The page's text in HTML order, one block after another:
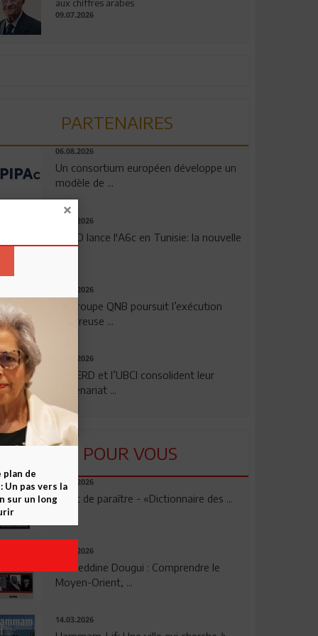
aux chiffres arabes
09.07.2026
PARTENAIRES
06.08.2026
Un consortium européen développe un
modèle de ...
04.08.2026
OPPO lance l'A6c en Tunisie: la nouvelle
29.07.2026
Le Groupe QNB poursuit l’exécution
rigoureuse ...
24.07.2026
La BERD et l’UBCI consolident leur
partenariat ...
LU POUR VOUS
23.04.2026
Vient de paraître - «Dictionnaire des ...
17.03.2026
Noureddine Dougui : Comprendre le
Moyen-Orient, ...
14.03.2026
plan de
Un pas vers la
sur un long